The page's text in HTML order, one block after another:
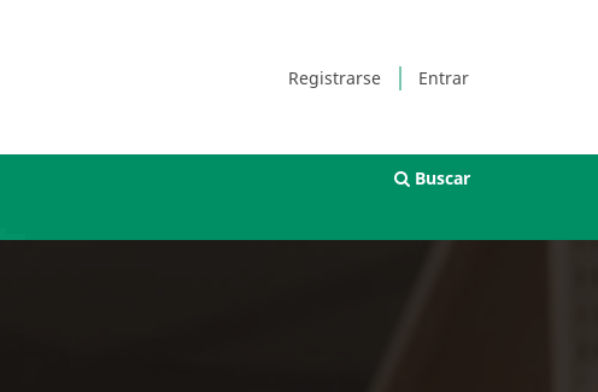
Registrarse Entrar
Buscar